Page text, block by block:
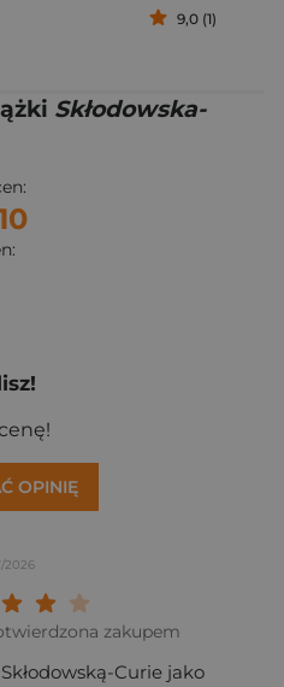
9,0 (1)
Skłodowska-
OPINIĘ
2026
Twoja ocena:
Twoja ocena: Wybitna 9/
Twoja ocena: Rewelacyjna 8/
ocena: Bardzo dobra 7/10"
Dobra 6/10"
Przeciętna 5/10"
być 4/10"
3/10"2/10"
1/10"
zakupem
Curie jako